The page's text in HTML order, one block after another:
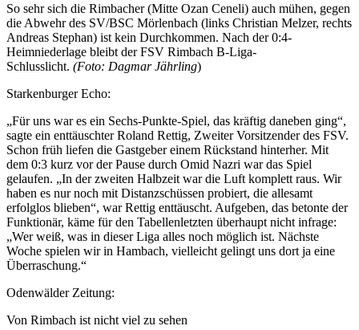
So sehr sich die Rimbacher (Mitte Ozan Ceneli) auch mühen, gegen
die Abwehr des SV/BSC Mörlenbach (links Christian Melzer, rechts
Andreas Stephan) ist kein Durchkommen. Nach der 0:4-
Heimniederlage bleibt der FSV Rimbach B-Liga-
Schlusslicht. (Foto: Dagmar Jährling)
Starkenburger Echo:
„Für uns war es ein Sechs-Punkte-Spiel, das kräftig daneben ging“,
sagte ein enttäuschter Roland Rettig, Zweiter Vorsitzender des FSV.
Schon früh liefen die Gastgeber einem Rückstand hinterher. Mit
dem 0:3 kurz vor der Pause durch Omid Nazri war das Spiel
gelaufen. „In der zweiten Halbzeit war die Luft komplett raus. Wir
haben es nur noch mit Distanzschüssen probiert, die allesamt
erfolglos blieben“, war Rettig enttäuscht. Aufgeben, das betonte der
Funktionär, käme für den Tabellenletzten überhaupt nicht infrage:
„Wer weiß, was in dieser Liga alles noch möglich ist. Nächste
Woche spielen wir in Hambach, vielleicht gelingt uns dort ja eine
Überraschung.“
Odenwälder Zeitung:
Von Rimbach ist nicht viel zu sehen